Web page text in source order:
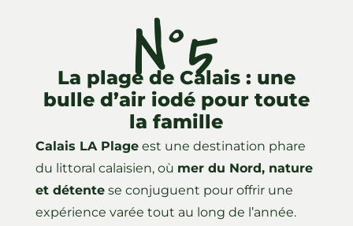
N°5
La plage de Calais : une
bulle d’air iodé pour toute
la famille
Calais LA Plageest une destination phare
du littoral calaisien, où mer du Nord, nature
et détentese conjuguent pour offrir une
expérience varée tout au long de l’année.